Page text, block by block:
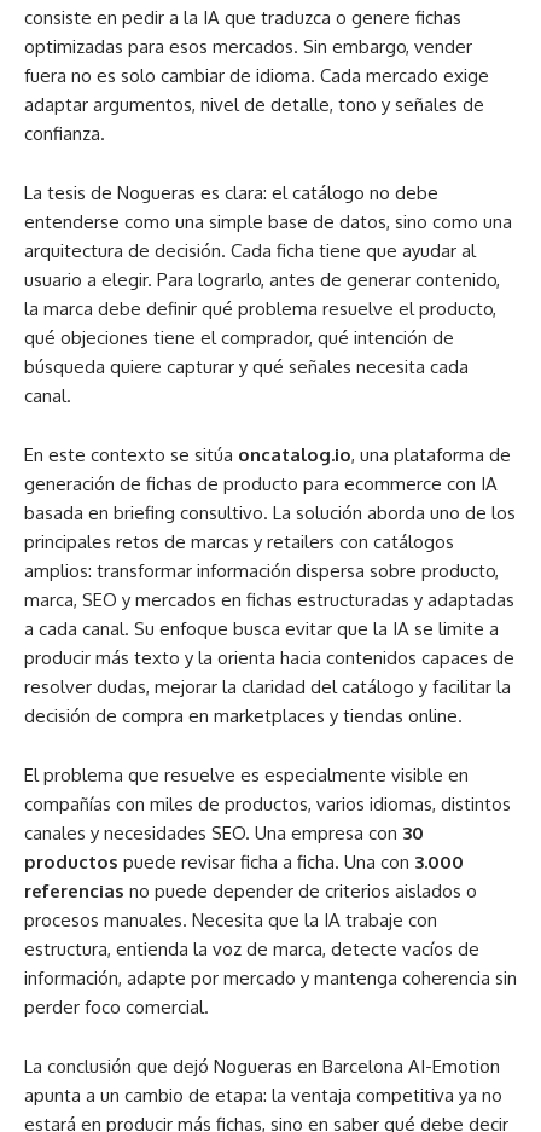
consiste en pedir a la IA que traduzca o genere fichas
optimizadas para esos mercados. Sin embargo, vender
fuera no es solo cambiar de idioma. Cada mercado exige
adaptar argumentos, nivel de detalle, tono y señales de
confianza.
La tesis de Nogueras es clara: el catálogo no debe
entenderse como una simple base de datos, sino como una
arquitectura de decisión. Cada ficha tiene que ayudar al
usuario a elegir. Para lograrlo, antes de generar contenido,
la marca debe definir qué problema resuelve el producto,
qué objeciones tiene el comprador, qué intención de
búsqueda quiere capturar y qué señales necesita cada
canal.
En este contexto se sitúa oncatalog.io, una plataforma de
generación de fichas de producto para ecommerce con IA
basada en briefing consultivo. La solución aborda uno de los
principales retos de marcas y retailers con catálogos
amplios: transformar información dispersa sobre producto,
marca, SEO y mercados en fichas estructuradas y adaptadas
a cada canal. Su enfoque busca evitar que la IA se limite a
producir más texto y la orienta hacia contenidos capaces de
resolver dudas, mejorar la claridad del catálogo y facilitar la
decisión de compra en marketplaces y tiendas online.
El problema que resuelve es especialmente visible en
compañías con miles de productos, varios idiomas, distintos
canales y necesidades SEO. Una empresa con 30
productos puede revisar ficha a ficha. Una con 3.000
referencias no puede depender de criterios aislados o
procesos manuales. Necesita que la IA trabaje con
estructura, entienda la voz de marca, detecte vacíos de
información, adapte por mercado y mantenga coherencia sin
perder foco comercial.
La conclusión que dejó Nogueras en Barcelona AI-Emotion
apunta a un cambio de etapa: la ventaja competitiva ya no
estará en producir más fichas, sino en saber qué debe decir